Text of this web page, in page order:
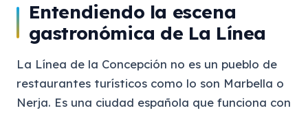
Entendiendo la escena
gastronómica de La Línea
La Línea de la Concepción no es un pueblo de
restaurantes turísticos como lo son Marbella o
Nerja. Es una ciudad española que funciona con